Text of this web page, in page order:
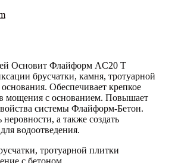
Основит Флайформ AC20 T
брусчатки, камня, тротуарной
Обеспечивает крепкое
мощения с основанием. Повышает
системы Флайформ-Бетон.
неровности, а также создать
водоотведения.
тротуарной плитки
с бетоном